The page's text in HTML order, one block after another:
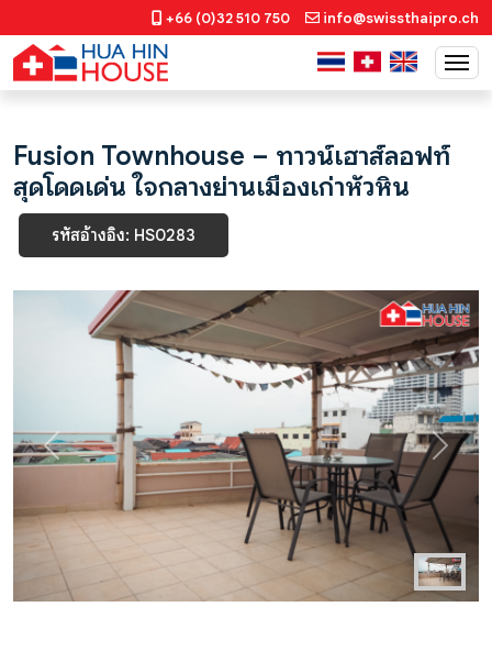
+66 (0)32 510 750 info@swissthaipro.ch
Fusion Townhouse – ทาวน์เฮาส์ลอฟท์
สุดโดดเด่น ใจกลางย่านเมืองเก่าหัวหิน
รหัสอ้างอิง: HS0283
Previous Next